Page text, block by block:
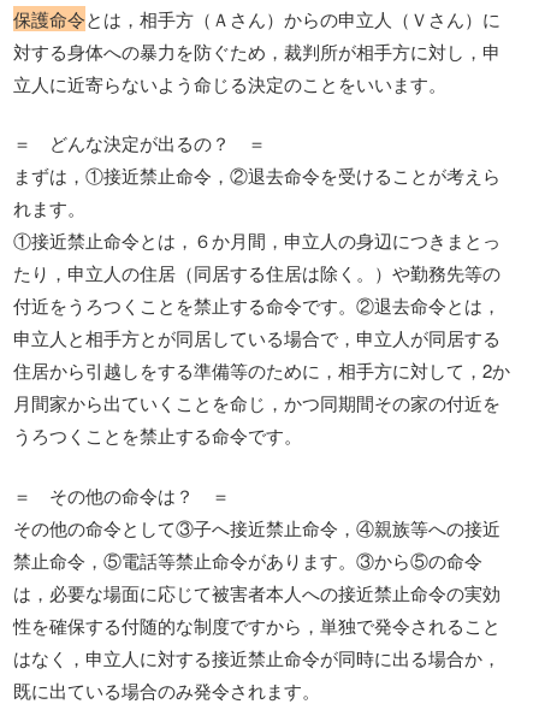
保護命令とは，相手方（Ａさん）からの申立人（Ｖさん）に
対する身体への暴力を防ぐため，裁判所が相手方に対し，申
立人に近寄らないよう命じる決定のことをいいます。
＝ どんな決定が出るの？ ＝
まずは，①接近禁止命令，②退去命令を受けることが考えら
れます。
①接近禁止命令とは，６か月間，申立人の身辺につきまとっ
たり，申立人の住居（同居する住居は除く。）や勤務先等の
付近をうろつくことを禁止する命令です。②退去命令とは，
申立人と相手方とが同居している場合で，申立人が同居する
住居から引越しをする準備等のために，相手方に対して，2か
月間家から出ていくことを命じ，かつ同期間その家の付近を
うろつくことを禁止する命令です。
＝ その他の命令は？ ＝
その他の命令として③子へ接近禁止命令，④親族等への接近
禁止命令，⑤電話等禁止命令があります。③から⑤の命令
は，必要な場面に応じて被害者本人への接近禁止命令の実効
性を確保する付随的な制度ですから，単独で発令されること
はなく，申立人に対する接近禁止命令が同時に出る場合か，
既に出ている場合のみ発令されます。